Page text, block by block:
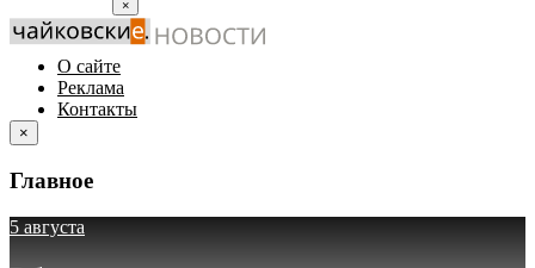
×
О сайте
Реклама
Контакты
×
Главное
5 августа